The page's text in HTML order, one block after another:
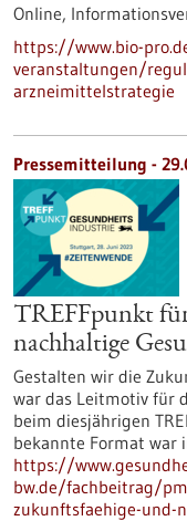
Online,
https://www.bio-
veranstaltungen/
arzneimittelstrategie
Pressemitteilung -
TREFFpunkt
nachhaltige
Gestalten wir die
war das Leitmotiv für
beim diesjährigen
bekannte Format war
https://
bw.de/fachbeitrag/
zukunftsfaehige-und-